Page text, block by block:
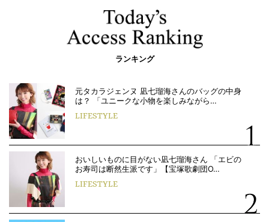
ランキング
元タカラジェンヌ 凪七瑠海さんのバッグの中身
は？ 「ユニークな小物を楽しみながら…
LIFESTYLE
おいしいものに目がない凪七瑠海さん 「エビの
お寿司は断然生派です」【宝塚歌劇団O…
LIFESTYLE